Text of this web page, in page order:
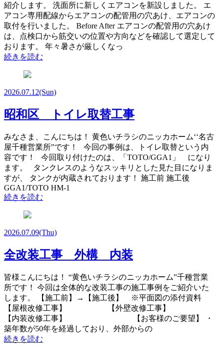
紹介します。 洗面所に新しくエアコンを新設しました。 エ
アコン専用配線からエアコンの配管用の穴あけ、エアコンの
取付を行いました。 Before After エアコンの配管用の穴あけ
は、点検口から筋交いの位置や方向などを確認して選定して
おります。 年々暑さが厳しくなっ
続きを読む
2026.07.12(Sun)
昭和区 トイレ取替工事
みなさま、こんにちは！ 黄色いチラシのニッカホーム‘‘名古
屋千種営業所”です！ 今回の事例は、トイレ取替という内
容です！ 今回取り付けたのは、「TOTO/GGA1」 になり
ます。 タンクレスのようなスッキリとした見た目になりま
すが、 タンクが内蔵されております！ 施工前 施工後
GGA1/TOTO HM-1
続きを読む
2026.07.09(Thu)
全改装工事 外構 内装
皆様こんにちは！ “黄色いチラシのニッカホーム”千種営業
所です！ 今回は全体的な改装工事の施工事例をご紹介いた
します。 【施工前】→【施工後】 ※平面図の添付資料
【屋根改修工事】 【外壁改修工事】
【内装改修工事】 【お客様のご要望】 ・
築年数が50年を経過しており、外部からの
続きを読む